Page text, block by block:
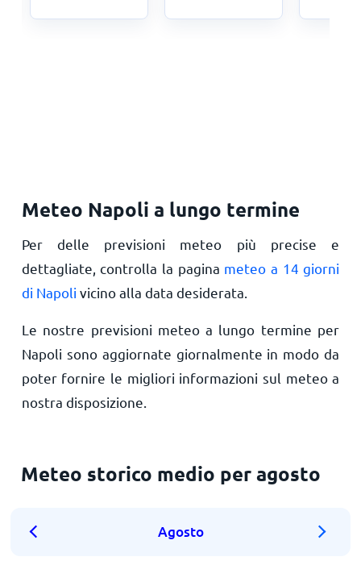
Meteo Napoli a lungo termine
Per delle previsioni meteo più precise e
dettagliate, controlla la pagina meteo a 14 giorni
di Napoli vicino alla data desiderata.
Le nostre previsioni meteo a lungo termine per
Napoli sono aggiornate giornalmente in modo da
poter fornire le migliori informazioni sul meteo a
nostra disposizione.
Meteo storico medio per agosto
Agosto